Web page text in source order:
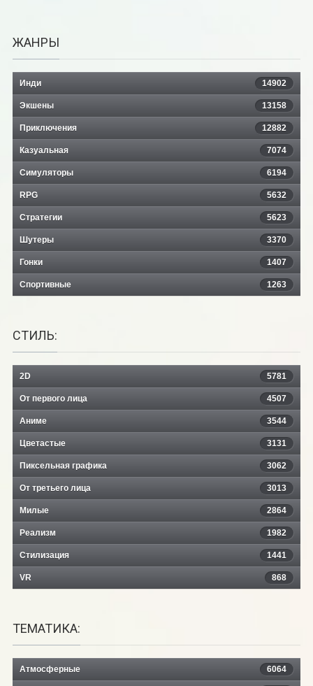
ЖАНРЫ
Инди 14902
Экшены 13158
Приключения 12882
Казуальная 7074
Симуляторы 6194
RPG 5632
Стратегии 5623
Шутеры 3370
Гонки 1407
Спортивные 1263
СТИЛЬ:
2D 5781
От первого лица 4507
Аниме 3544
Цветастые 3131
Пиксельная графика 3062
От третьего лица 3013
Милые 2864
Реализм 1982
Стилизация 1441
VR 868
ТЕМАТИКА:
Атмосферные 6064